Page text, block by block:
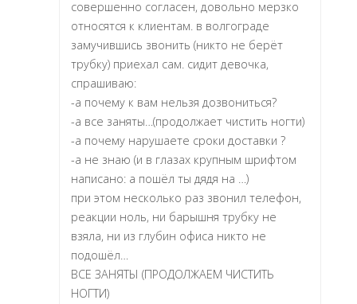
совершенно согласен, довольно мерзко
относятся к клиентам. в волгограде
замучившись звонить (никто не берёт
трубку) приехал сам. сидит девочка,
спрашиваю:
-а почему к вам нельзя дозвониться?
-а все заняты…(продолжает чистить ногти)
-а почему нарушаете сроки доставки ?
-а не знаю (и в глазах крупным шрифтом
написано: а пошёл ты дядя на …)
при этом несколько раз звонил телефон,
реакции ноль, ни барышня трубку не
взяла, ни из глубин офиса никто не
подошёл…
ВСЕ ЗАНЯТЫ (ПРОДОЛЖАЕМ ЧИСТИТЬ
НОГТИ)